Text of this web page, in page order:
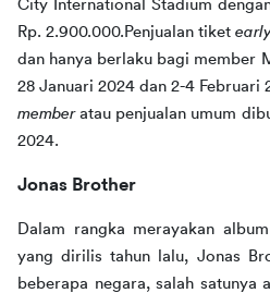
City International Stadium
Rp. 2.900.000.Penjualan tiket
dan hanya berlaku bagi member
28 Januari 2024 dan 2-4 Februari
member atau penjualan umum
2024.
Jonas Brother
Dalam rangka merayakan
yang dirilis tahun lalu, Jonas
beberapa negara, salah satunya